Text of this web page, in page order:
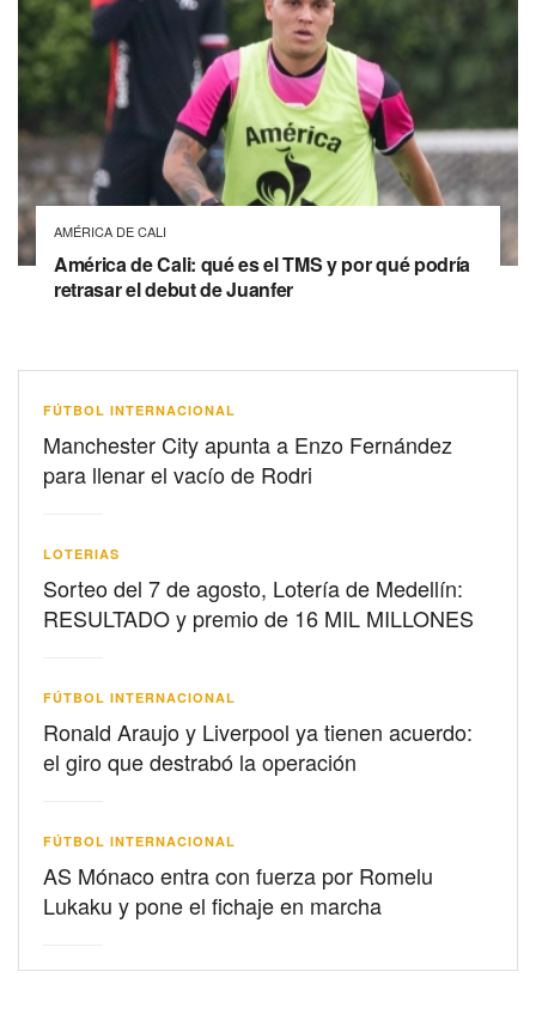
AMÉRICA DE CALI
América de Cali: qué es el TMS y por qué podría
retrasar el debut de Juanfer
FÚTBOL INTERNACIONAL
Manchester City apunta a Enzo Fernández
para llenar el vacío de Rodri
LOTERIAS
Sorteo del 7 de agosto, Lotería de Medellín:
RESULTADO y premio de 16 MIL MILLONES
FÚTBOL INTERNACIONAL
Ronald Araujo y Liverpool ya tienen acuerdo:
el giro que destrabó la operación
FÚTBOL INTERNACIONAL
AS Mónaco entra con fuerza por Romelu
Lukaku y pone el fichaje en marcha